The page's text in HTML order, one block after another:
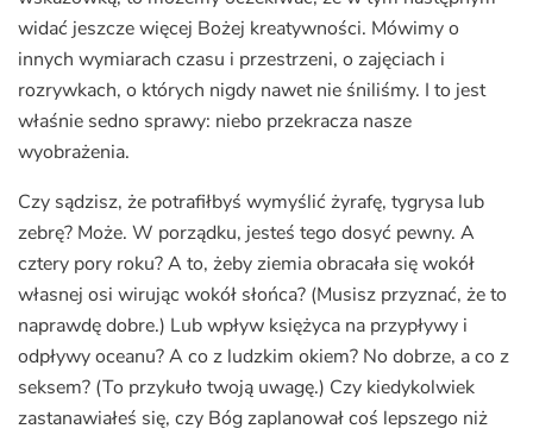
widać jeszcze więcej Bożej kreatywności. Mówimy o
innych wymiarach czasu i przestrzeni, o zajęciach i
rozrywkach, o których nigdy nawet nie śniliśmy. I to jest
właśnie sedno sprawy: niebo przekracza nasze
wyobrażenia.
Czy sądzisz, że potrafiłbyś wymyślić żyrafę, tygrysa lub
zebrę? Może. W porządku, jesteś tego dosyć pewny. A
cztery pory roku? A to, żeby ziemia obracała się wokół
własnej osi wirując wokół słońca? (Musisz przyznać, że to
naprawdę dobre.) Lub wpływ księżyca na przypływy i
odpływy oceanu? A co z ludzkim okiem? No dobrze, a co z
seksem? (To przykuło twoją uwagę.) Czy kiedykolwiek
zastanawiałeś się, czy Bóg zaplanował coś lepszego niż